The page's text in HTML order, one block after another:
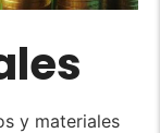
y materiales